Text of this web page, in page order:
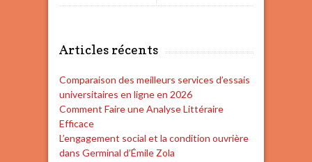
Articles récents
Comparaison des meilleurs services d’essais
universitaires en ligne en 2026
Comment Faire une Analyse Littéraire
Efficace
L’engagement social et la condition ouvrière
dans Germinal d’Émile Zola